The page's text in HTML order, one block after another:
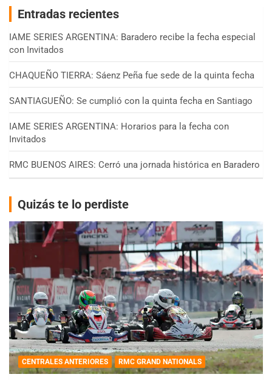
Entradas recientes
IAME SERIES ARGENTINA: Baradero recibe la fecha especial
con Invitados
CHAQUEÑO TIERRA: Sáenz Peña fue sede de la quinta fecha
SANTIAGUEÑO: Se cumplió con la quinta fecha en Santiago
IAME SERIES ARGENTINA: Horarios para la fecha con
Invitados
RMC BUENOS AIRES: Cerró una jornada histórica en Baradero
Quizás te lo perdiste
CENTRALES ANTERIORES RMC GRAND NATIONALS